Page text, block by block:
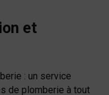
et
: un service
de plomberie à tout